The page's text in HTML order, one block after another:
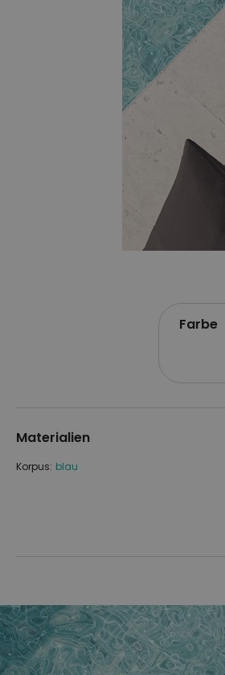
Farbe
Materialien
Korpus: blau
Zum
Ende
der
Bildgalerie
Zum
Anfang
der
Bildgalerie